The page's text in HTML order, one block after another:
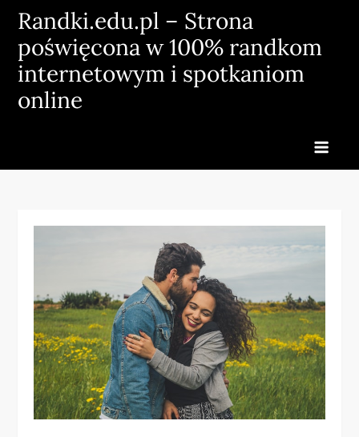
Skip
content
Randki.edu.pl – Strona
poświęcona w 100% randkom
internetowym i spotkaniom
online